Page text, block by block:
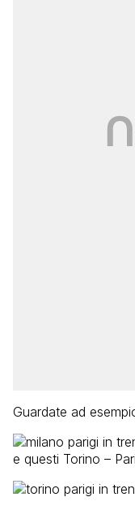
Guardate ad
e questi Torino –